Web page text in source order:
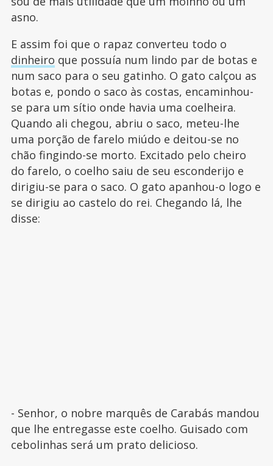
asno.
E assim foi que o rapaz converteu todo o
dinheiro que possuía num lindo par de botas e
num saco para o seu gatinho. O gato calçou as
botas e, pondo o saco às costas, encaminhou-
se para um sítio onde havia uma coelheira.
Quando ali chegou, abriu o saco, meteu-lhe
uma porção de farelo miúdo e deitou-se no
chão fingindo-se morto. Excitado pelo cheiro
do farelo, o coelho saiu de seu esconderijo e
dirigiu-se para o saco. O gato apanhou-o logo e
se dirigiu ao castelo do rei. Chegando lá, lhe
disse:
- Senhor, o nobre marquês de Carabás mandou
que lhe entregasse este coelho. Guisado com
cebolinhas será um prato delicioso.